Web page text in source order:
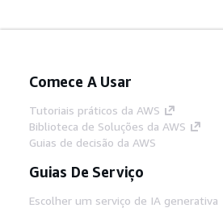
Comece A Usar
Tutoriais práticos da AWS
Biblioteca de Soluções da AWS
Guias de decisão da AWS
Guias De Serviço
Escolher um serviço de IA generativa